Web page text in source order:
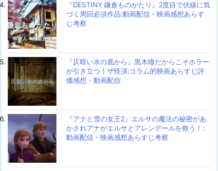
『DESTINY 鎌倉ものがたり』2度目で伏線に気
づく周回必須作品:動画配信・映画感想あらす
じ考察
『仄暗い水の底から』黒木瞳だからこそホラー
が引き立つ！ザ怪演:コラム的映画あらすじ評
価感想・動画配信
『アナと雪の女王2』エルサの魔法の秘密があ
かされアナがエルサとアレンデールを救う！:
動画配信・映画感想あらすじ考察